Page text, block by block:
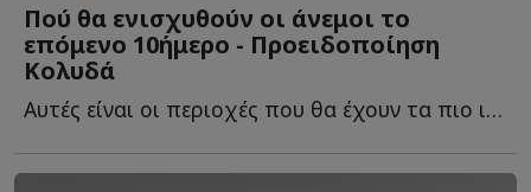
Πού θα ενισχυθούν οι άνεμοι το
επόμενο 10ήμερο - Προειδοποίηση
Κολυδά
Αυτές είναι οι περιοχές που θα έχουν τα πιο ισχυρά μ...